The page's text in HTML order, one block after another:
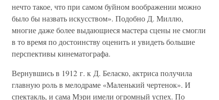
нечто такое, что при самом буйном воображении можно
было бы назвать искусством». Подобно Д. Миллю,
многие даже более выдающиеся мастера сцены не смогли
в то время по достоинству оценить и увидеть большие
перспективы кинематографа.
Вернувшись в 1912 г. к Д. Беласко, актриса получила
главную роль в мелодраме «Маленький чертенок». И
спектакль, и сама Мэри имели огромный успех. По